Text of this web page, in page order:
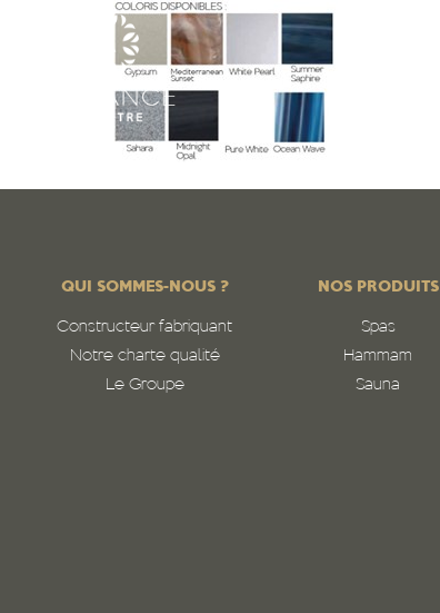
QUI SOMMES-NOUS ?
Constructeur fabriquant
Notre charte qualité
Le Groupe
NOS PRODUITS
Spas
Hammam
Sauna